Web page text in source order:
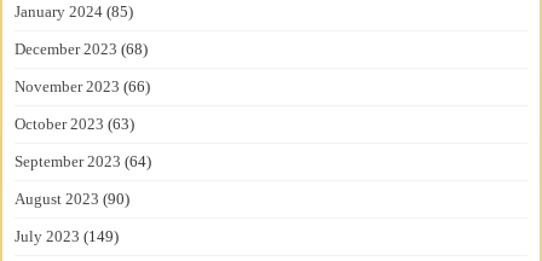
January 2024 (85)
December 2023 (68)
November 2023 (66)
October 2023 (63)
September 2023 (64)
August 2023 (90)
July 2023 (149)